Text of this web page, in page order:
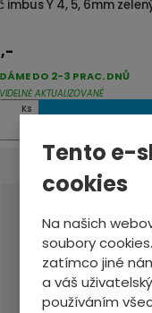
Tento e-
cookies
Na našich
soubory
zatímco jiné
a váš
používáním
imbus Y 4, 5, 6mm
Ks
KOUPIT
DO 2-3 PRAC. DNŮ
AKTUALIZOVANÉ